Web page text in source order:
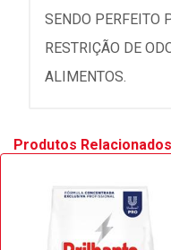
SENDO PERFEITO
RESTRIÇÃO DE
ALIMENTOS.
Produtos Relacionados